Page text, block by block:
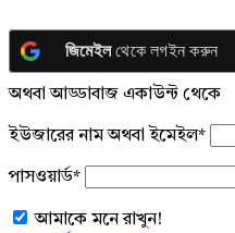
জিমেইলথেকে লগইন করুন
অথবা আড্ডাবাজ একাউন্ট থেকে
ইউজারের নাম অথবা ইমেইল*
পাসওয়ার্ড*
আমাকে মনে রাখুন!